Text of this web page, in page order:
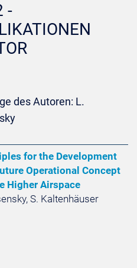
-
des Autoren: L.
for the Development
Operational Concept
Higher Airspace
S. Kaltenhäuser